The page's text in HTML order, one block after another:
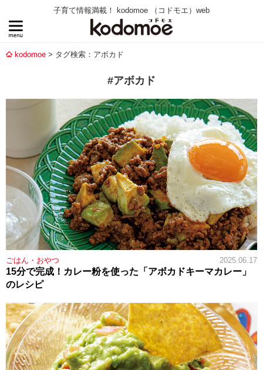
子育て情報満載！ kodomoe （コドモエ）web
kodomoe タグ検索：アボカド
#アボカド
ごはん・おやつ 2025.06.17
15分で完成！カレー粉を使った「アボカドキーマカレー」
のレシピ